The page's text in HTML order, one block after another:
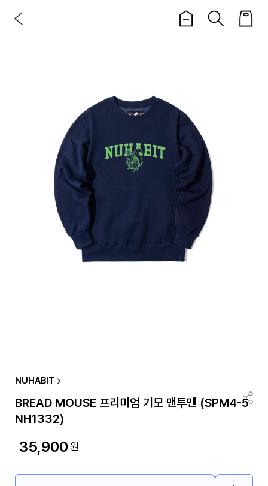
NUHABIT
BREAD MOUSE 프리미엄 기모 맨투맨 (SPM4-5
NH1332)
35,900원